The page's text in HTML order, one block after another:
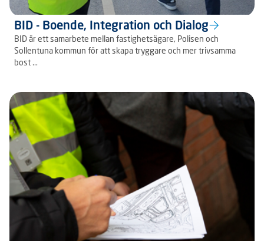
BID - Boende, Integration och Dialog
BID är ett samarbete mellan fastighetsägare, Polisen och
Sollentuna kommun för att skapa tryggare och mer trivsamma
bost ...